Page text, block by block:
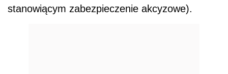
stanowiącym zabezpieczenie akcyzowe).